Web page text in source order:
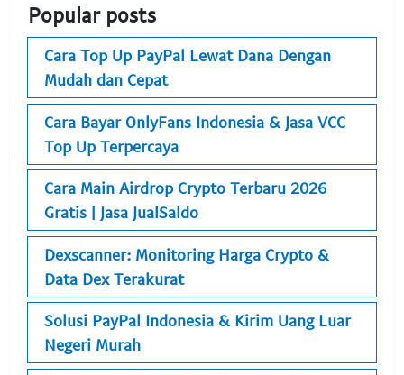
Popular posts
Cara Top Up PayPal Lewat Dana Dengan
Mudah dan Cepat
Cara Bayar OnlyFans Indonesia & Jasa VCC
Top Up Terpercaya
Cara Main Airdrop Crypto Terbaru 2026
Gratis | Jasa JualSaldo
Dexscanner: Monitoring Harga Crypto &
Data Dex Terakurat
Solusi PayPal Indonesia & Kirim Uang Luar
Negeri Murah